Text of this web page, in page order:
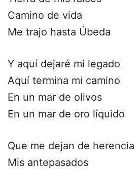
Camino de vida
Me trajo hasta Úbeda
Y aquí dejaré mi legado
Aquí termina mi camino
En un mar de olivos
En un mar de oro líquido
Que me dejan de herencia
Mis antepasados